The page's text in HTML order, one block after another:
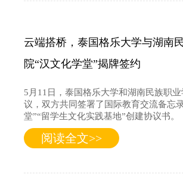
云端搭桥，泰国格乐大学与湖南
院“汉文化学堂”揭牌签约
5月11日，泰国格乐大学和湖南民族职
议，双方共同签署了国际教育交流备忘
堂”“留学生文化实践基地”创建协议书。
阅读全文>>